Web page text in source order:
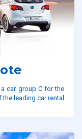
car group C for the
leading car rental